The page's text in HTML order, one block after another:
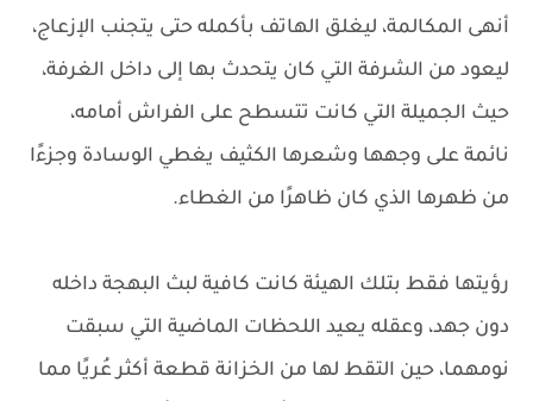
أنهى المكالمة، ليغلق الهاتف بأكمله حتى يتجنب الإزعاج،
ليعود من الشرفة التي كان يتحدث بها إلى داخل الغرفة،
حيث الجميلة التي كانت تتسطح على الفراش أمامه،
نائمة على وجهها وشعرها الكثيف يغطي الوسادة وجزءًا
من ظهرها الذي كان ظاهرًا من الغطاء.
رؤيتها فقط بتلك الهيئة كانت كافية لبث البهجة داخله
دون جهد، وعقله يعيد اللحظات الماضية التي سبقت
نومهما، حين التقط لها من الخزانة قطعة أكثر عُريًا مما